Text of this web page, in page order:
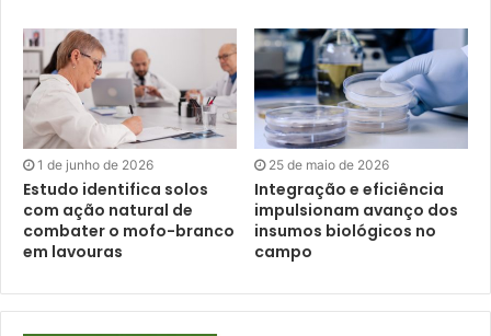
1 de junho de 2026
Estudo identifica solos
com ação natural de
combater o mofo-branco
em lavouras
25 de maio de 2026
Integração e eficiência
impulsionam avanço dos
insumos biológicos no
campo